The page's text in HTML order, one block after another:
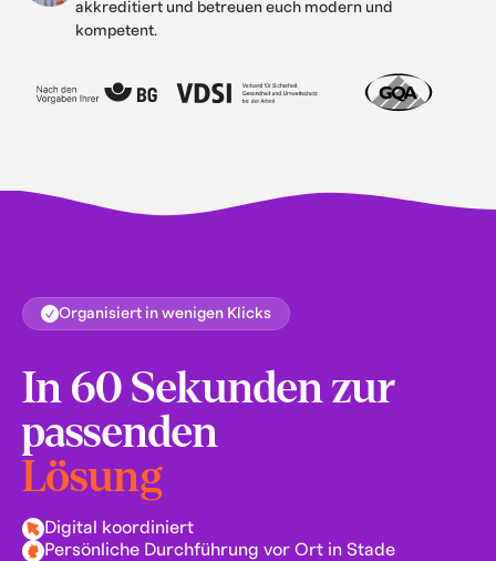
akkreditiert und betreuen euch modern und
kompetent.
Organisiert in wenigen Klicks
In 60 Sekunden zur
passenden
Lösung
Digital koordiniert
Persönliche Durchführung vor Ort in Stade